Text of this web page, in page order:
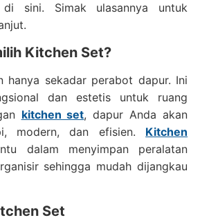
sini. Simak ulasannya untuk
Kitchen Set?
hanya sekadar perabot dapur. Ini
dan estetis untuk ruang
kitchen set, dapur Anda akan
modern, dan efisien. Kitchen
dalam menyimpan peralatan
sehingga mudah dijangkau
Set